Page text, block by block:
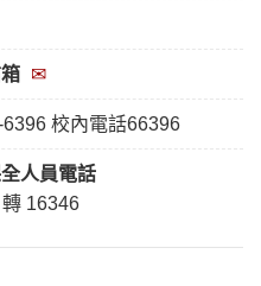
✉
校內電話66396
人員電話
16346